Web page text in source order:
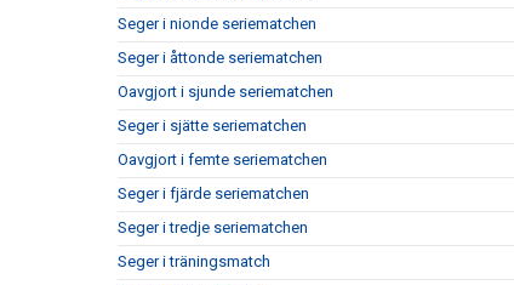
Seger i nionde seriematchen
Seger i åttonde seriematchen
Oavgjort i sjunde seriematchen
Seger i sjätte seriematchen
Oavgjort i femte seriematchen
Seger i fjärde seriematchen
Seger i tredje seriematchen
Seger i träningsmatch